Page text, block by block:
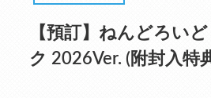
【預訂】ねんどろい
ク 2026Ver. (附封入特